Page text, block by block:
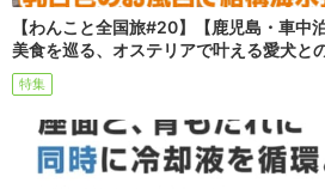
【わんこと全国旅#20】【鹿児島・車中
美食を巡る、オステリアで叶える愛犬と
特集